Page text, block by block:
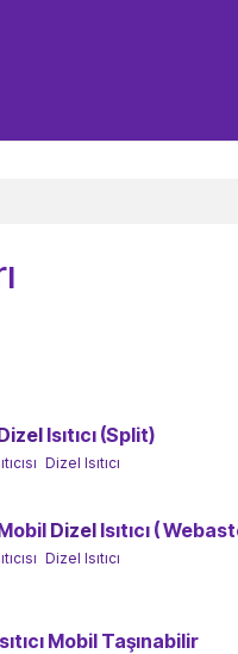
Isıtıcı (Split)
Dizel Isıtıcı
Dizel Isıtıcı (
Dizel Isıtıcı
Mobil Taşınabilir